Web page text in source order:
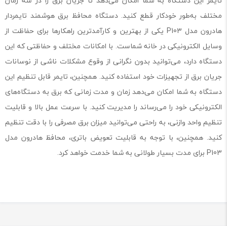
مختلف به‌طور خودکار قطع کنید. دستگاه محافظ برق هوشمند تایمردار
هادرون مدل P103 یکی از بهترین و کارآمدترین راهکارها برای حفاظت از
وسایل الکترونیکی در خانه شماست. با امکانات مختلف و حفاظتی که این
دستگاه دارد، می‌توانید بدون نگرانی از وقوع مشکلات ناشی از نوسانات
جریان برق از تجهیزات خود استفاده کنید. همچنین، تایمر قابل تنظیم این
دستگاه به شما امکان می‌دهد زمان و مدت زمانی که برق به دستگاه‌های
الکترونیکی خود را می‌رساند را مدیریت کنید. با سرعت عمل بالا و قابلیت
تنظیم واحد وازنی، به راحتی می‌توانید میزان برق مصرفی را با دقت تنظیم
کنید. همچنین، با توجه به قابلیت تعویض باتری، محافظ هادرون مدل
P103 برای مدت بسیار طولانی به شما خدمت خواهد کرد.